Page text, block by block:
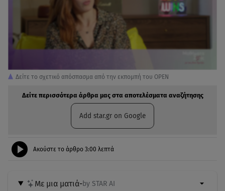
Δείτε το σχετικό απόσπασμα από την εκπομπή του OPEN
Δείτε περισσότερα άρθρα μας στα αποτελέσματα αναζήτησης
Add star.gr on Google
Ακούστε το άρθρο 3:00 λεπτά
Με μια ματιά-by STAR AI